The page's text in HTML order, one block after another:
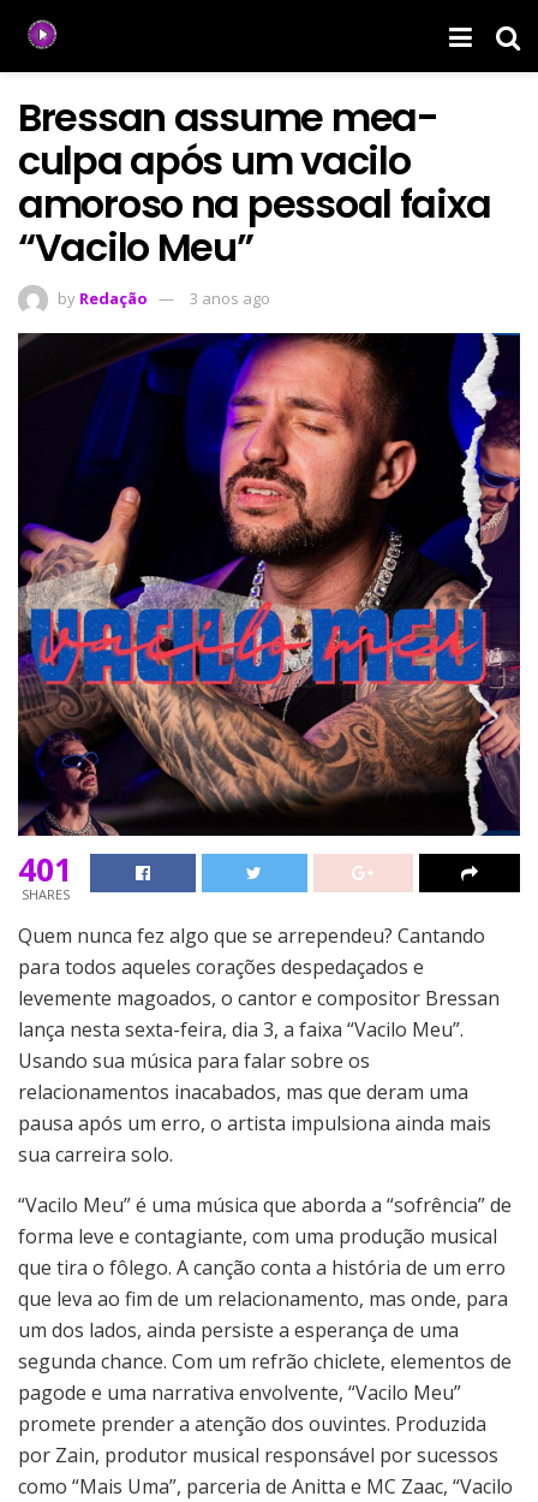
Bressan assume mea-
culpa após um vacilo
amoroso na pessoal faixa
“Vacilo Meu”
by Redação 3 anos ago
401
SHARES
Quem nunca fez algo que se arrependeu? Cantando
para todos aqueles corações despedaçados e
levemente magoados, o cantor e compositor Bressan
lança nesta sexta-feira, dia 3, a faixa “Vacilo Meu”.
Usando sua música para falar sobre os
relacionamentos inacabados, mas que deram uma
pausa após um erro, o artista impulsiona ainda mais
sua carreira solo.
“Vacilo Meu” é uma música que aborda a “sofrência” de
forma leve e contagiante, com uma produção musical
que tira o fôlego. A canção conta a história de um erro
que leva ao fim de um relacionamento, mas onde, para
um dos lados, ainda persiste a esperança de uma
segunda chance. Com um refrão chiclete, elementos de
pagode e uma narrativa envolvente, “Vacilo Meu”
promete prender a atenção dos ouvintes. Produzida
por Zain, produtor musical responsável por sucessos
como “Mais Uma”, parceria de Anitta e MC Zaac, “Vacilo